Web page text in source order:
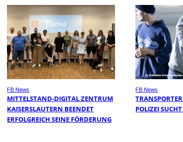
FB News
MITTELSTAND-DIGITAL ZENTRUM
KAISERSLAUTERN BEENDET
ERFOLGREICH SEINE FÖRDERUNG
FB News
POLIZEI